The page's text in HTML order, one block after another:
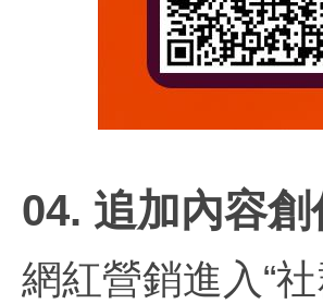
04. 追加內容
網紅營銷進入“